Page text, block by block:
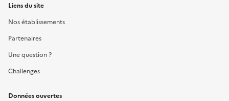
Liens du site
Nos établissements
Partenaires
Une question ?
Challenges
Données ouvertes